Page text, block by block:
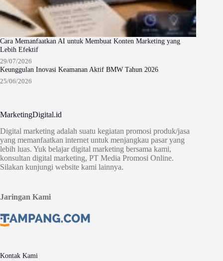
Cara Memanfaatkan AI untuk Membuat Konten Marketing yang
Lebih Efektif
29/07/2026
Keunggulan Inovasi Keamanan Aktif BMW Tahun 2026
25/06/2026
MarketingDigital.id
Digital marketing adalah suatu kegiatan promosi produk/jasa
yang memanfaatkan internet untuk menjangkau pasar yang
lebih luas. Yuk belajar digital marketing bersama kami,
konsultan digital marketing, PT Media Promosi Online.
Silakan kunjungi website kami lainnya.
Jaringan Kami
Kontak Kami